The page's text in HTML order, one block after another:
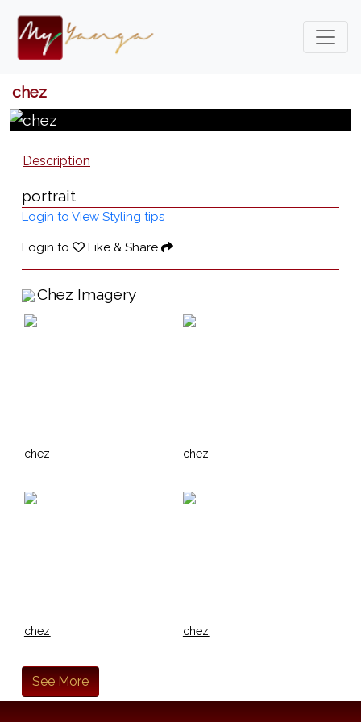
chez
Description
portrait
Login to View Styling tips
Login to Like & Share
Chez Imagery
chez chez
chez chez
See More